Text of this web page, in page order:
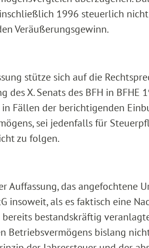
1996 steuerlich
Veräußerungsgewinn.
stütze sich auf die
des X. Senats des BFH in
in Fällen der berichtigenden
sei jedenfalls für
zu folgen.
Auffassung, das angefochtene
insoweit, als es faktisch eine
bereits bestandskräftig
Betriebsvermögens bislang